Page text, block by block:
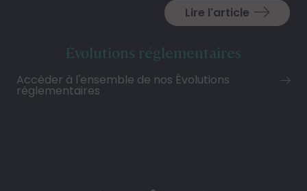
Lire l'article
Évolutions réglementaires
Accéder à l'ensemble de nos Évolutions
réglementaires